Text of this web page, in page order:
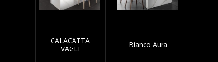
CALACATTA
VAGLI
Bianco Aura